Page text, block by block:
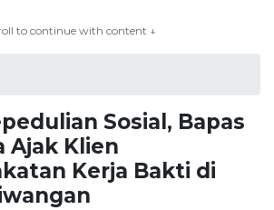
to continue with content ↓
Sosial, Bapas
Ajak Klien
Kerja Bakti di